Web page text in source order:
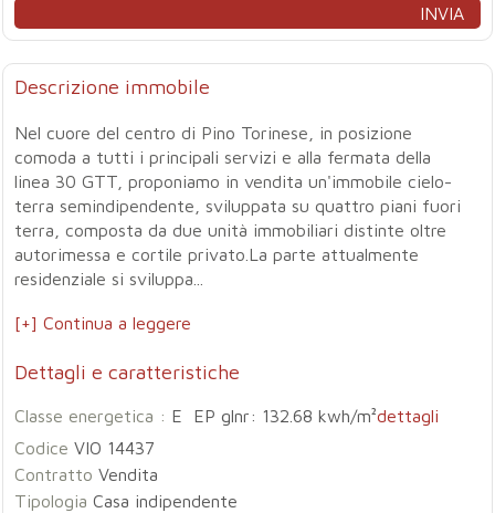
Descrizione immobile
Nel cuore del centro di Pino Torinese, in posizione
comoda a tutti i principali servizi e alla fermata della
linea 30 GTT, proponiamo in vendita un'immobile cielo-
terra semindipendente, sviluppata su quattro piani fuori
terra, composta da due unità immobiliari distinte oltre
autorimessa e cortile privato.La parte attualmente
residenziale si sviluppa...
[+] Continua a leggere
Dettagli e caratteristiche
Classe energetica : E EP glnr: 132.68 kwh/m²dettagli
Codice VIO 14437
Contratto Vendita
Tipologia Casa indipendente